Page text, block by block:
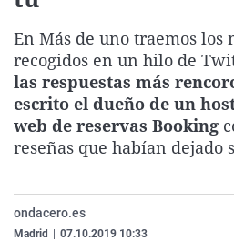
En Más de uno traemos los
recogidos en un hilo de
las respuestas más
escrito el dueño de un
web de reservas Booking
reseñas que habían dejado
ondacero.es
Madrid 07.10.2019 10:33